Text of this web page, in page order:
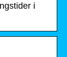
i